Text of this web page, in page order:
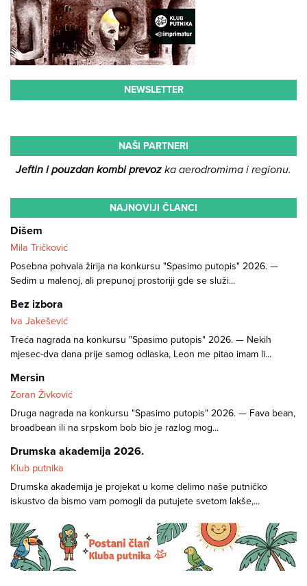
NEWSLETTER
NAŠI PARTNERI
Jeftin i pouzdan kombi prevozka aerodromima i regionu.
NAJNOVIJI ČLANCI
Dišem
Mila Tričković
Posebna pohvala žirija na konkursu "Spasimo putopis" 2026. —
Sedim u malenoj, ali prepunoj prostoriji gde se služi...
Bez izbora
Iva Jakešević
Treća nagrada na konkursu "Spasimo putopis" 2026. — Nekih
mjesec-dva dana prije samog odlaska, Leon me pitao imam li...
Mersin
Zoran Živković
Druga nagrada na konkursu "Spasimo putopis" 2026. — Fava bean,
broadbean ili na srpskom bob bio je razlog mog...
Drumska akademija 2026.
Klub putnika
Drumska akademija je projekat u kome delimo naše putničko
iskustvo da bismo vam pomogli da putujete svetom lakše,...